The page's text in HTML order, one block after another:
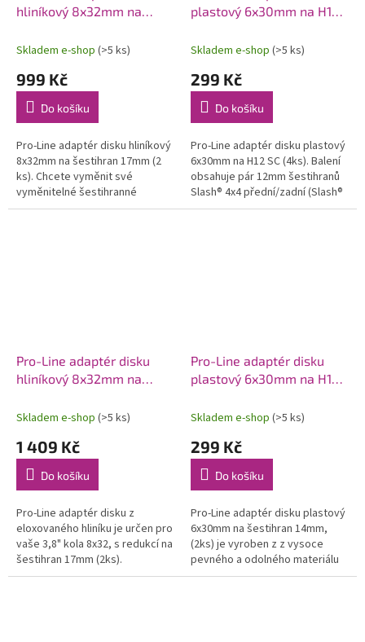
hliníkový 8x32mm na
Skladem e-shop (>5 ks)
999 Kč
Do košíku
Pro-Line adaptér disku hliníkový
8x32mm na šestihran 17mm (2
ks). Chcete vyměnit své
vyměnitelné šestihranné
unášeče Raid 8x32 za pevný
plastový 6x30mm na H12
Skladem e-shop (>5 ks)
299 Kč
Do košíku
Pro-Line adaptér disku plastový
6x30mm na H12 SC (4ks). Balení
obsahuje pár 12mm šestihranů
Slash® 4x4 přední/zadní (Slash®
2wd a AE DR10 zadní) a pár
Pro-Line adaptér disku
hliníkový 8x32mm na
Skladem e-shop (>5 ks)
1 409 Kč
Do košíku
Pro-Line adaptér disku z
eloxovaného hliníku je určen pro
vaše 3,8" kola 8x32, s redukcí na
šestihran 17mm (2ks).
Pro-Line adaptér disku
plastový 6x30mm na H14
Skladem e-shop (>5 ks)
299 Kč
Do košíku
Pro-Line adaptér disku plastový
6x30mm na šestihran 14mm,
(2ks) je vyroben z z vysoce
pevného a odolného materiálu
DuPont Black Nylon pro vaše